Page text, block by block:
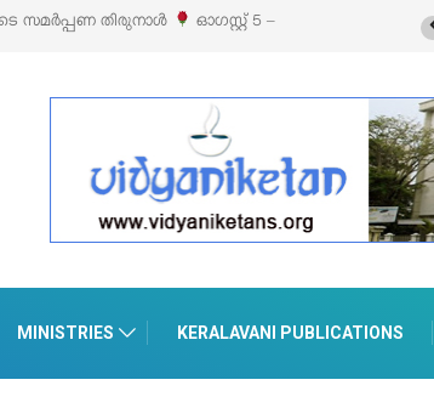
എക്സിബിഷനും സെയിലും ഓഗസ്റ്റ് 8-ന്
MINISTRIES KERALAVANI PUBLICATIONS